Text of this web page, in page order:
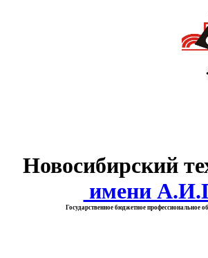
Новосибирский
имени
Государственное бюджетное профессиональное